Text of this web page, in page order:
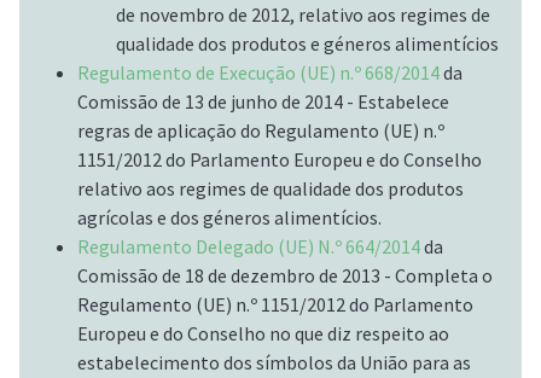
de novembro de 2012, relativo aos regimes de
qualidade dos produtos e géneros alimentícios
Regulamento de Execução (UE) n.º 668/2014da
Comissão de 13 de junho de 2014 - Estabelece
regras de aplicação do Regulamento (UE) n.º
1151/2012 do Parlamento Europeu e do Conselho
relativo aos regimes de qualidade dos produtos
agrícolas e dos géneros alimentícios.
Regulamento Delegado (UE) N.º 664/2014da
Comissão de 18 de dezembro de 2013 - Completa o
Regulamento (UE) n.º 1151/2012 do Parlamento
Europeu e do Conselho no que diz respeito ao
estabelecimento dos símbolos da União para as